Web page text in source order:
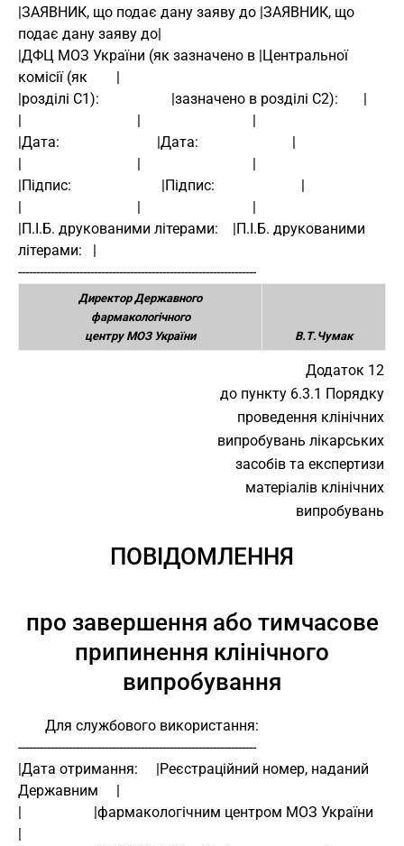
|ЗАЯВНИК, що подає дану заяву до |ЗАЯВНИК, що
подає дану заяву до|
|ДФЦ МОЗ України (як зазначено в |Центральної
комісії (як        |
|розділі C1):                    |зазначено в розділі C2):       |
|                                |                               |
|Дата:                           |Дата:                          |
|                                |                               |
|Підпис:                         |Підпис:                        |
|                                |                               |
|П.І.Б. друкованими літерами:    |П.І.Б. друкованими
літерами:   |
------------------------------------------------------------------
Директор Державного
фармакологічного
центру МОЗ України
В.Т.Чумак
Додаток 12
до пункту 6.3.1 Порядку
проведення клінічних
випробувань лікарських
засобів та експертизи
матеріалів клінічних
випробувань
ПОВІДОМЛЕННЯ
про завершення або тимчасове
припинення клінічного
випробування
Для службового використання:
------------------------------------------------------------------
|Дата отримання:     |Реєстраційний номер, наданий
Державним     |
|                    |фармакологічним центром МОЗ України
|